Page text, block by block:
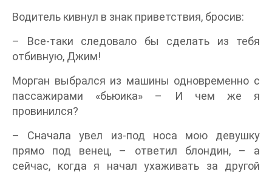
Водитель кивнул в знак приветствия, бросив:
– Все-таки следовало бы сделать из тебя
отбивную, Джим!
Морган выбрался из машины одновременно с
пассажирами «бьюика» – И чем же я
провинился?
– Сначала увел из-под носа мою девушку
прямо под венец, – ответил блондин, – а
сейчас, когда я начал ухаживать за другой